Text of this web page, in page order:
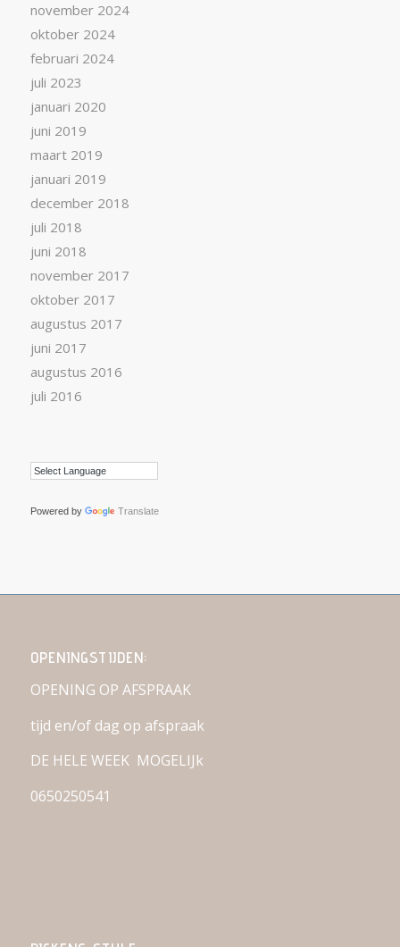
november 2024
oktober 2024
februari 2024
juli 2023
januari 2020
juni 2019
maart 2019
januari 2019
december 2018
juli 2018
juni 2018
november 2017
oktober 2017
augustus 2017
juni 2017
augustus 2016
juli 2016
Powered by Translate
OPENINGSTIJDEN:
OPENING OP AFSPRAAK
tijd en/of dag op afspraak
DE HELE WEEK MOGELIJk
0650250541